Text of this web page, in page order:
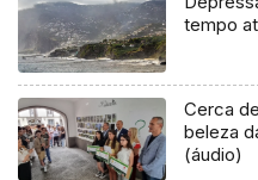
tempo
Cerca
beleza
(áudio)